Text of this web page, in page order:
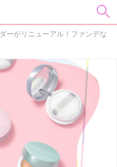
ーがリニューアル！ファンデな